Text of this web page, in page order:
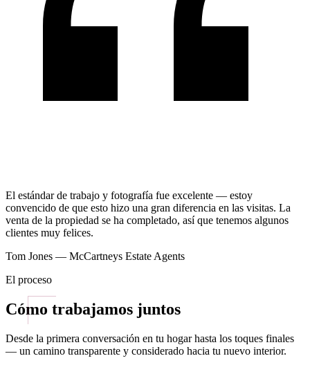
El estándar de trabajo y fotografía fue excelente — estoy
convencido de que esto hizo una gran diferencia en las visitas. La
venta de la propiedad se ha completado, así que tenemos algunos
clientes muy felices.
Tom Jones — McCartneys Estate Agents
El proceso
Cómo trabajamos juntos
Desde la primera conversación en tu hogar hasta los toques finales
— un camino transparente y considerado hacia tu nuevo interior.